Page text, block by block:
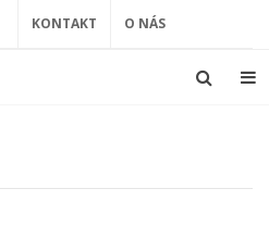
KONTAKT O NÁS